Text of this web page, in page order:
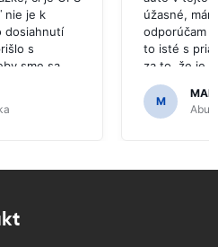
nie je k
dosiahnutí
s
sme sa
bolo
úžasné,
odporúčam
to isté s
za to, že je
jednoduché.
M
Abu